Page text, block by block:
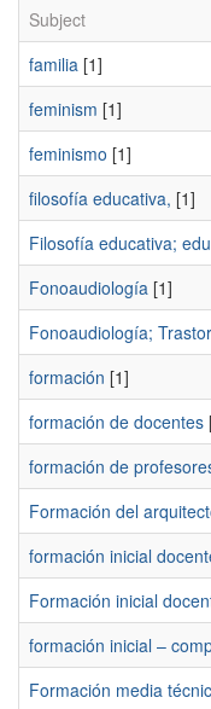
Subject
familia [1]
feminism [1]
feminismo [1]
filosofía educativa, [1]
Filosofía educativa;
Fonoaudiología [1]
Fonoaudiología;
formación [1]
formación de docentes
formación de
Formación del
formación inicial
Formación inicial
formación inicial –
Formación media